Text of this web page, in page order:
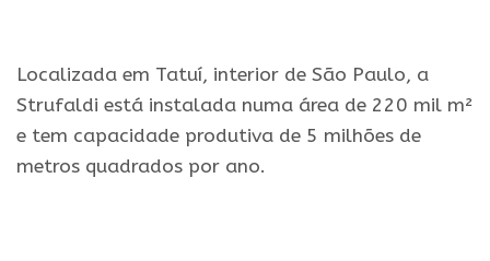
Localizada em Tatuí, interior de São Paulo, a
Strufaldi está instalada numa área de 220 mil m²
e tem capacidade produtiva de 5 milhões de
metros quadrados por ano.